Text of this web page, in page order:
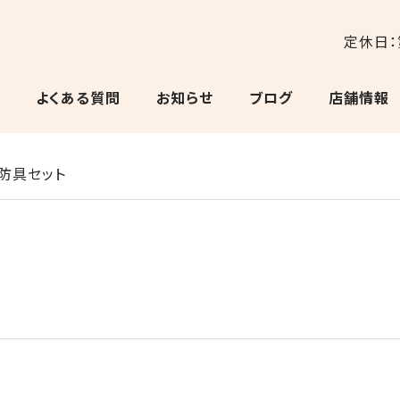
定休日
よくある質問 お知らせ ブログ 店舗情報
具セット